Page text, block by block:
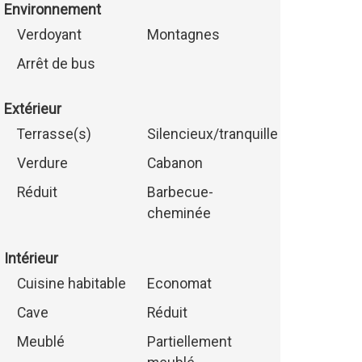
Environnement
Verdoyant
Montagnes
Arrêt de bus
Extérieur
Terrasse(s)
Silencieux/tranquille
Verdure
Cabanon
Réduit
Barbecue-
cheminée
Intérieur
Cuisine habitable
Economat
Cave
Réduit
Meublé
Partiellement